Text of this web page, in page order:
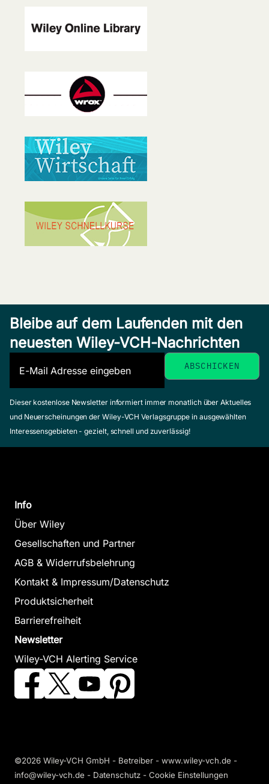
Bleibe auf dem Laufenden mit den
neuesten Wiley-VCH-Nachrichten
Dieser kostenlose Newsletter informiert immer monatlich über Aktuelles
und Neuerscheinungen der Wiley-VCH Verlagsgruppe in ausgewählten
Interessensgebieten - gezielt, schnell und zuverlässig!
Info
Über Wiley
Gesellschaften und Partner
AGB & Widerrufsbelehrung
Kontakt & Impressum/Datenschutz
Produktsicherheit
Barrierefreiheit
Newsletter
Wiley-VCH Alerting Service
©2026 Wiley-VCH GmbH - Betreiber - www.wiley-vch.de -
info@wiley-vch.de - Datenschutz - Cookie Einstellungen